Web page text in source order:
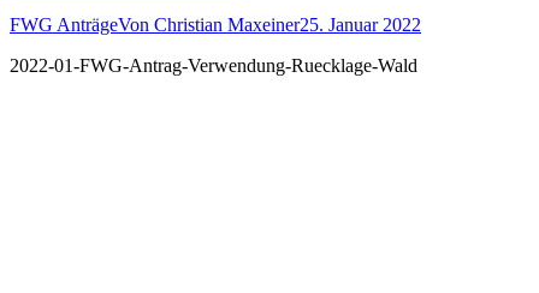
FWG AnträgeVon Christian Maxeiner25. Januar 2022
2022-01-FWG-Antrag-Verwendung-Ruecklage-Wald